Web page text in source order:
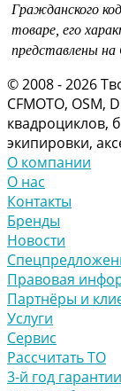
Гражданского
товаре, его
представлены на
© 2008 - 2026
CFMOTO,
квадроциклов,
экипировки,
О компании
О нас
Контакты
Бренды
Новости
Правовая
Партнёры и
Услуги
Сервис
Рассчитать ТО
3-й год